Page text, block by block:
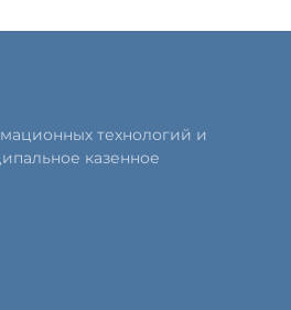
технологий и
казенное